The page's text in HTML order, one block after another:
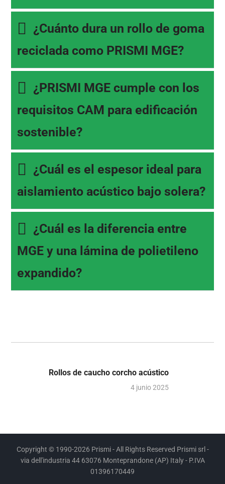
¿Cuánto dura un rollo de goma
reciclada como PRISMI MGE?
¿PRISMI MGE cumple con los
requisitos CAM para edificación
sostenible?
¿Cuál es el espesor ideal para
aislamiento acústico bajo solera?
¿Cuál es la diferencia entre
MGE y una lámina de polietileno
expandido?
Rollos de caucho corcho acústico
4 junio 2025
Copyright © 1990-2026 Prismi - All Rights Reserved Prismi srl -
via dell'industria 44 63076 Monteprandone (AP) Italy - P.IVA
01396170449